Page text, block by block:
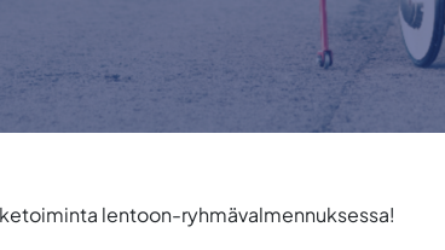
lentoon-ryhmävalmennuksessa!